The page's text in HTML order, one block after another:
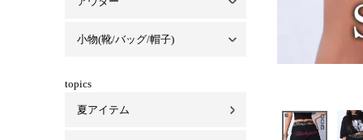
セットアップ一覧
パーカーセットアップ
Tシャツセットアップ
スカートセットアップ
ベロアセットアップ
アウター一覧
コート
ジャケット
ブルゾン/MA-1
小物(靴/バッグ/帽子)
小物(靴/バッグ/帽子)一覧
バッグ
キャップ/ハット
靴ビキニ
マスク
topics
夏アイテム